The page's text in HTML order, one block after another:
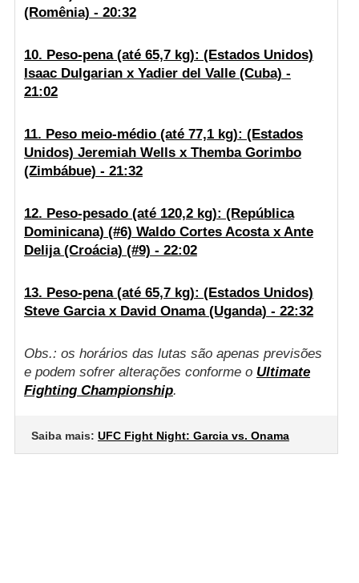
(Romênia) - 20:32
10. Peso-pena (até 65,7 kg): (Estados Unidos)
Isaac Dulgarian x Yadier del Valle (Cuba) -
21:02
11. Peso meio-médio (até 77,1 kg): (Estados
Unidos) Jeremiah Wells x Themba Gorimbo
(Zimbábue) - 21:32
12. Peso-pesado (até 120,2 kg): (República
Dominicana) (#6) Waldo Cortes Acosta x Ante
Delija (Croácia) (#9) - 22:02
13. Peso-pena (até 65,7 kg): (Estados Unidos)
Steve Garcia x David Onama (Uganda) - 22:32
Obs.: os horários das lutas são apenas previsões
e podem sofrer alterações conforme o Ultimate
Fighting Championship.
Saiba mais: UFC Fight Night: Garcia vs. Onama